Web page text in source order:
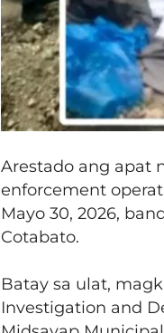
Arestado ang apat
enforcement
Mayo 30, 2026,
Cotabato.
Batay sa ulat,
Investigation and